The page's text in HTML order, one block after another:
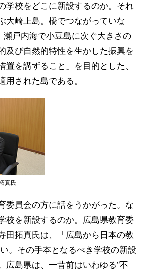
学校をどこに新設するのか。それ
大崎上島。橋でつながっていな
瀬戸内海で小豆島に次ぐ大きさの
及び自然的特性を生かした振興を
置を講ずること」を目的とした、
用された島である。
真氏
委員会の方に話をうかがった。な
校を新設するのか。広島県教育委
田拓真氏は、「広島から日本の教
。その手本となるべき学校の新設
広島県は、一昔前はいわゆる“不